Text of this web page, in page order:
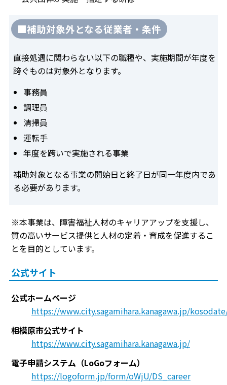
■補助対象外となる従業者・条件
直接処遇に関わらない以下の職種や、実施期間が年度を
跨ぐものは対象外となります。
事務員
調理員
清掃員
運転手
年度を跨いで実施される事業
補助対象となる事業の開始日と終了日が同一年度内であ
る必要があります。
※本事業は、障害福祉人材のキャリアアップを支援し、
質の高いサービス提供と人材の定着・育成を促進するこ
とを目的としています。
公式サイト
公式ホームページ
https://www.city.sagamihara.kanagawa.jp/
相模原市公式サイト
https://www.city.sagamihara.kanagawa.jp/
電子申請システム（LoGoフォーム）
https://logoform.jp/form/oWjU/DS_career